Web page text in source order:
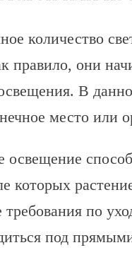
количество
правило, они
В
место или
освещение
которых
требования по
под